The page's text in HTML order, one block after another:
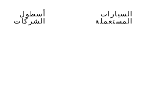
السيارات
المستعملة
أسطول
الشركات